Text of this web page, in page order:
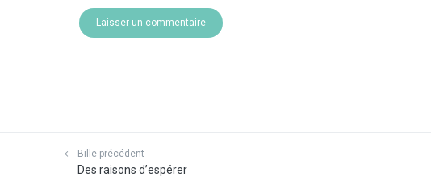
Bille précédent
Des raisons d’espérer